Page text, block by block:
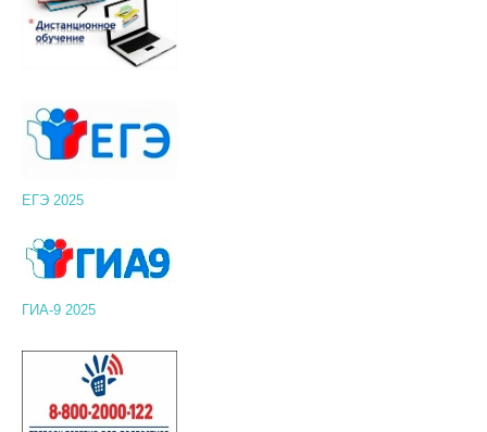
ЕГЭ 2025
ГИА-9 2025